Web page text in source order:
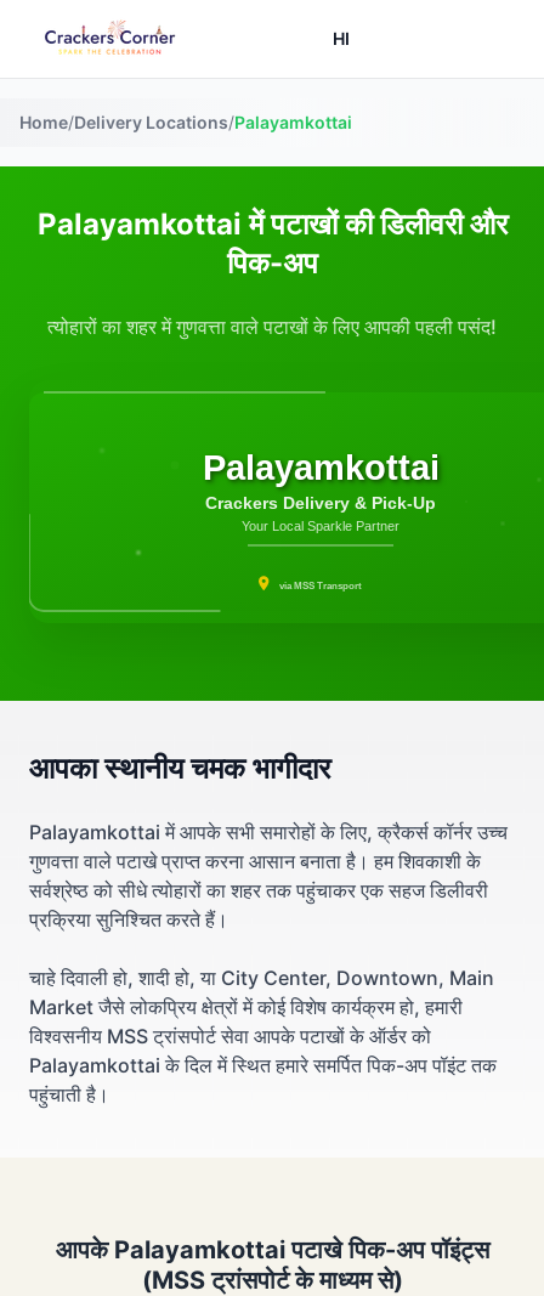
HI
Home/Delivery Locations/Palayamkottai
Palayamkottai में पटाखों की डिलीवरी और
पिक-अप
त्योहारों का शहर में गुणवत्ता वाले पटाखों के लिए आपकी पहली पसंद!
Palayamkottai
Crackers Delivery & Pick-Up
Your Local Sparkle Partner
via MSS Transport
आपका स्थानीय चमक भागीदार
Palayamkottai में आपके सभी समारोहों के लिए, क्रैकर्स कॉर्नर उच्च
गुणवत्ता वाले पटाखे प्राप्त करना आसान बनाता है। हम शिवकाशी के
सर्वश्रेष्ठ को सीधे त्योहारों का शहर तक पहुंचाकर एक सहज डिलीवरी
प्रक्रिया सुनिश्चित करते हैं।
चाहे दिवाली हो, शादी हो, या City Center, Downtown, Main
Market जैसे लोकप्रिय क्षेत्रों में कोई विशेष कार्यक्रम हो, हमारी
विश्वसनीय MSS ट्रांसपोर्ट सेवा आपके पटाखों के ऑर्डर को
Palayamkottai के दिल में स्थित हमारे समर्पित पिक-अप पॉइंट तक
पहुंचाती है।
आपके Palayamkottai पटाखे पिक-अप पॉइंट्स
(MSS ट्रांसपोर्ट के माध्यम से)